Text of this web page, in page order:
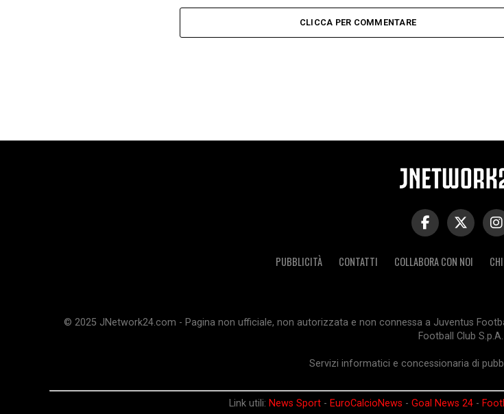
CLICCA PER COMMENTARE
PUBBLICITÀ CONTATTI COLLABORA CON NOI
© 2025 JNetwork24.com - Pagina non ufficiale, non autorizzata e non connessa a Juventus
Football Club S.p.A.
Servizi informatici e concessionaria di
Link utili: News Sport - EuroCalcioNews - Goal News 24 -